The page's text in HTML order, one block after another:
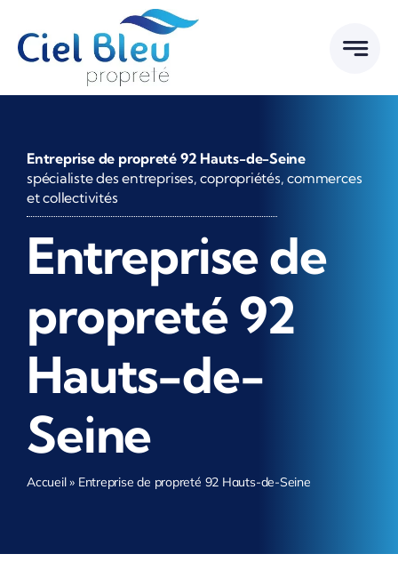
contenu
Entreprise de propreté 92 Hauts-de-Seine
spécialiste des entreprises, copropriétés, commerces
et collectivités
Entreprise de
propreté 92
Hauts-de-
Seine
Accueil» Entreprise de propreté 92 Hauts-de-Seine